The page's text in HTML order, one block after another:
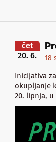
čet
20. 6.
18
Inicijativa
okupljanje
20. lipnja, u